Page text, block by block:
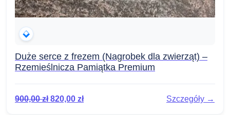
Duże serce z frezem (Nagrobek dla zwierząt) –
Rzemieślnicza Pamiątka Premium
900,00zł 820,00 zł Szczegóły →